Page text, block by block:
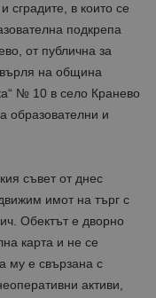
сградите, в които се
подкрепа
от публична за
на община
№ 10 в село Кранево
образователни и
съвет от днес
имот на търг с
Обектът е дворно
карта и не се
му е свързана с
активи,